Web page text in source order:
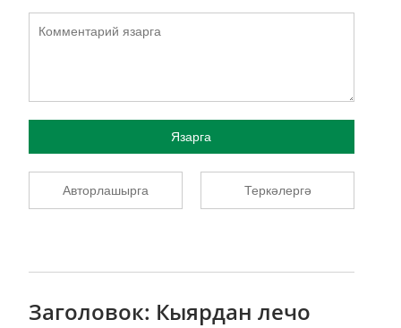
Язарга
Авторлашырга Теркәлергә
Заголовок: Кыярдан лечо